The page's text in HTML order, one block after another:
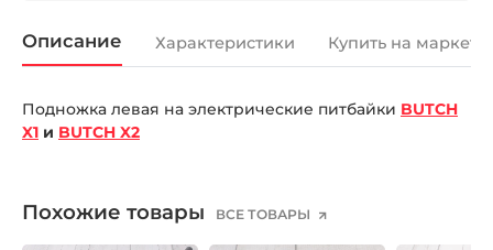
Описание Характеристики Купить на
Подножка левая на электрические питбайки BUTCH
X1 и BUTCH X2
Похожие товары ВСЕ ТОВАРЫ